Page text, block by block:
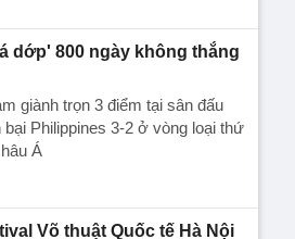
dớp' 800 ngày không thắng
giành trọn 3 điểm tại sân đấu
Philippines 3-2 ở vòng loại thứ
Á
Võ thuật Quốc tế Hà Nội